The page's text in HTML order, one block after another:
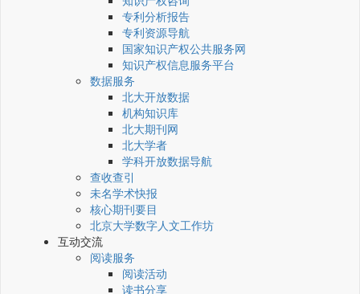
专利分析报告
专利资源导航
国家知识产权公共服务网
知识产权信息服务平台
数据服务
北大开放数据
机构知识库
北大期刊网
北大学者
学科开放数据导航
查收查引
未名学术快报
核心期刊要目
北京大学数字人文工作坊
互动交流
阅读服务
阅读活动
读书分享